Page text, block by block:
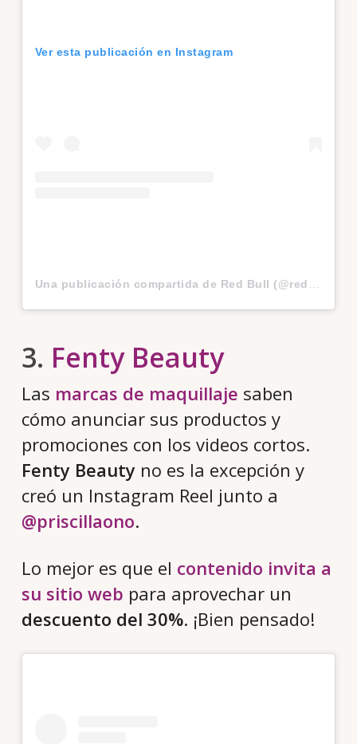
Ver esta publicación en Instagram
3. Fenty Beauty
Las marcas de maquillaje saben
cómo anunciar sus productos y
promociones con los videos cortos.
Fenty Beautyno es la excepción y
creó un Instagram Reel junto a
@priscillaono.
Lo mejor es que el contenido invita a
su sitio web para aprovechar un
descuento del 30%. ¡Bien pensado!